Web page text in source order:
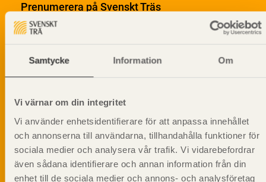
Samtycke Information Om
Vi värnar om din integritet
Vi använder enhetsidentifierare för att anpassa innehållet
och annonserna till användarna, tillhandahålla funktioner för
sociala medier och analysera vår trafik. Vi vidarebefordrar
även sådana identifierare och annan information från din
enhet till de sociala medier och annons- och analysföretag
Prenumerera på Svenskt Träs
informationsutskick!